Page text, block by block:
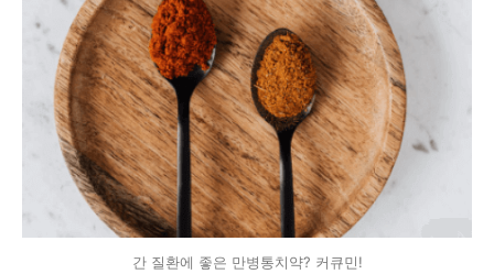
간 질환에 좋은 만병통치약? 커큐민!